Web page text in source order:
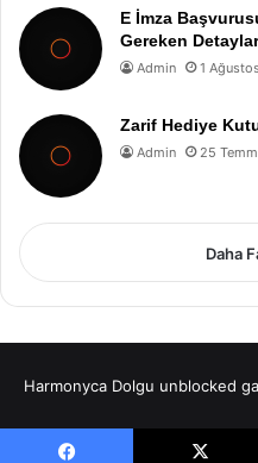
E İmza
Gereken Detaylar
Admin 1
Zarif Hediye
Admin 25
Daha
Harmonyca Dolgu unblocked